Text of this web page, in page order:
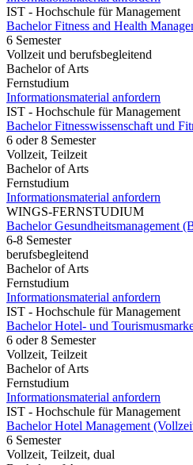
IST - Hochschule für Management
Bachelor Fitness and Health
6 Semester
Vollzeit und berufsbegleitend
Bachelor of Arts
Fernstudium
Informationsmaterial anfordern
IST - Hochschule für Management
Bachelor Fitnesswissenschaft und
6 oder 8 Semester
Vollzeit, Teilzeit
Bachelor of Arts
Fernstudium
Informationsmaterial anfordern
WINGS-FERNSTUDIUM
Bachelor Gesundheitsmanagement
6-8 Semester
berufsbegleitend
Bachelor of Arts
Fernstudium
Informationsmaterial anfordern
IST - Hochschule für Management
Bachelor Hotel- und
6 oder 8 Semester
Vollzeit, Teilzeit
Bachelor of Arts
Fernstudium
Informationsmaterial anfordern
IST - Hochschule für Management
Bachelor Hotel Management
6 Semester
Vollzeit, Teilzeit, dual